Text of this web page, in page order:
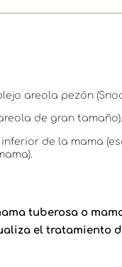
areola pezón
de gran tamaño).
de la mama
tuberosa o
el tratamiento